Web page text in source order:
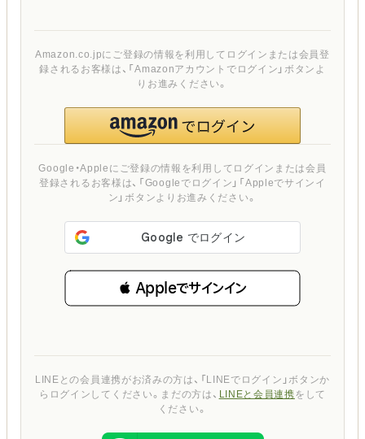
 Appleでサインイン
Google・Appleにご登録の情報を利用してログインまたは会員
登録されるお客様は、「Googleでログイン」「Appleでサインイ
ン」ボタンよりお進みください。
Amazon.co.jpにご登録の情報を利用してログインまたは会員登
録されるお客様は、「Amazonアカウントでログイン」ボタンよ
りお進みください。
LINEとの会員連携がお済みの方は、「LINEでログイン」ボタンか
らログインしてください。まだの方は、 LINEと会員連携をして
ください。